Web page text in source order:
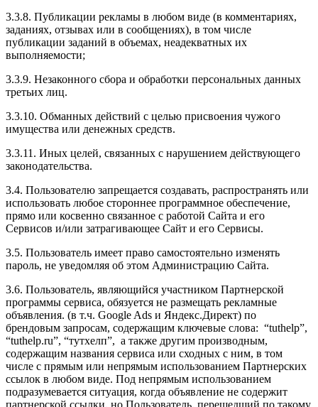
3.3.8. Публикации рекламы в любом виде (в комментариях,
заданиях, отзывах или в сообщениях), в том числе
публикации заданий в объемах, неадекватных их
выполняемости;
3.3.9. Незаконного сбора и обработки персональных данных
третьих лиц.
3.3.10. Обманных действий с целью присвоения чужого
имущества или денежных средств.
3.3.11. Иных целей, связанных с нарушением действующего
законодательства.
3.4. Пользователю запрещается создавать, распространять или
использовать любое стороннее программное обеспечение,
прямо или косвенно связанное с работой Сайта и его
Сервисов и/или затрагивающее Сайт и его Сервисы.
3.5. Пользователь имеет право самостоятельно изменять
пароль, не уведомляя об этом Администрацию Сайта.
3.6. Пользователь, являющийся участником Партнерской
программы сервиса, обязуется не размещать рекламные
объявления. (в т.ч. Google Ads и Яндекс.Директ) по
брендовым запросам, содержащим ключевые слова: “tuthelp”,
“tuthelp.ru”, “тутхелп”, а также другим производным,
содержащим названия сервиса или сходных с ним, в том
числе с прямым или непрямым использованием Партнерских
ссылок в любом виде. Под непрямым использованием
подразумевается ситуация, когда объявление не содержит